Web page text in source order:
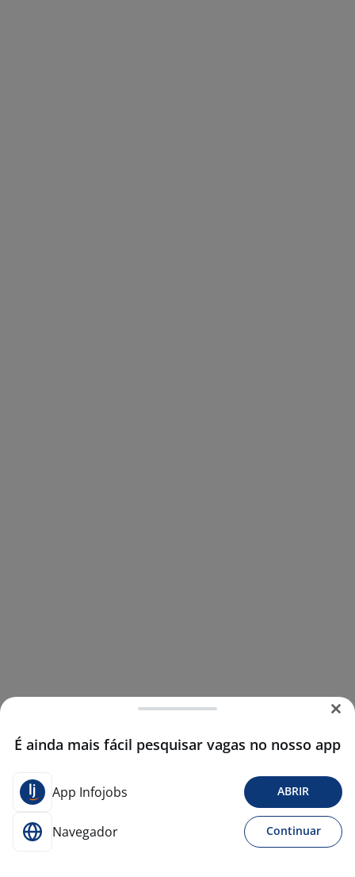
É ainda mais fácil pesquisar vagas no nosso app
App Infojobs ABRIR
Navegador Continuar